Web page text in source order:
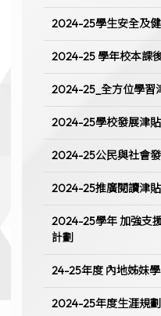
2024-25學生安全及
2024-25 學年校本課
2024-25_全方位學習
2024-25學校發展津
2024-25公民與社會
2024-25推廣閱讀津
2024-25學年 加強支
計劃
24-25年度 內地姊妹
2024-25年度生涯規